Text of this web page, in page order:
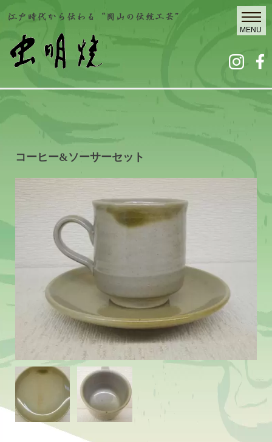
コーヒー&ソーサーセット